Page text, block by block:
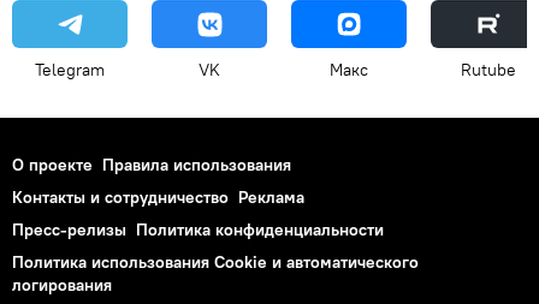
Telegram VK Макс Rutube
О проекте Правила использования
Контакты и сотрудничество Реклама
Пресс-релизы Политика конфиденциальности
Политика использования Cookie и автоматического
логирования